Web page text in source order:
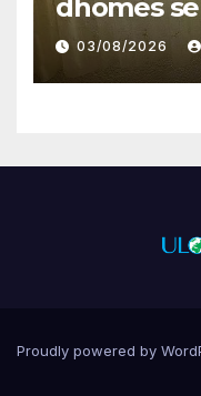
dhomës
03/08/2026
Proudly powered by